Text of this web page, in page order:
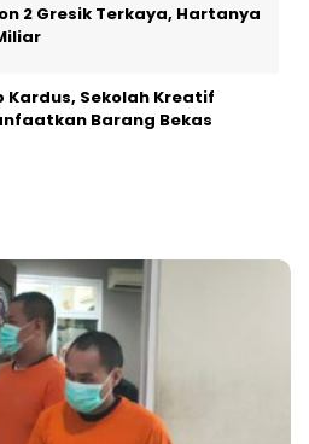
2 Gresik Terkaya, Hartanya
Kardus, Sekolah Kreatif
Barang Bekas